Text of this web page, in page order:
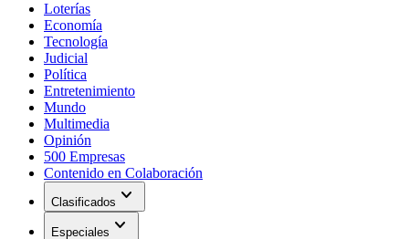
Loterías
Economía
Tecnología
Judicial
Política
Entretenimiento
Mundo
Multimedia
Opinión
500 Empresas
Contenido en Colaboración
Clasificados expand_more
Especiales expand_more